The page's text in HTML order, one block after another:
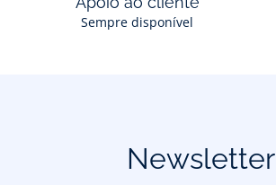
Sempre disponível
Newsletter